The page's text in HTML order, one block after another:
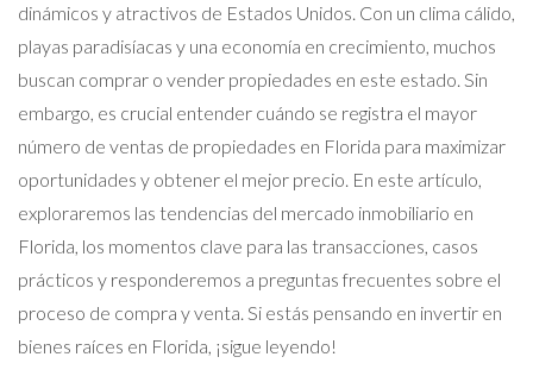
dinámicos y atractivos de Estados Unidos. Con un clima cálido,
playas paradisíacas y una economía en crecimiento, muchos
buscan comprar o vender propiedades en este estado. Sin
embargo, es crucial entender cuándo se registra el mayor
número de ventas de propiedades en Florida para maximizar
oportunidades y obtener el mejor precio. En este artículo,
exploraremos las tendencias del mercado inmobiliario en
Florida, los momentos clave para las transacciones, casos
prácticos y responderemos a preguntas frecuentes sobre el
proceso de compra y venta. Si estás pensando en invertir en
bienes raíces en Florida, ¡sigue leyendo!